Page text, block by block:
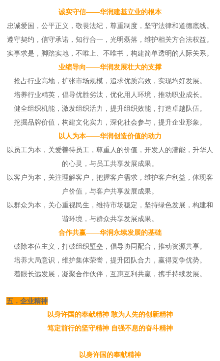
诚实守信——华润建基立业的根本
忠诚爱国，公平正义，敬畏法纪，尊重制度，坚守法律和道德底线。
遵守契约，信守承诺，知行合一，光明磊落，维护相关方合法权益。
实事求是，脚踏实地，不唯上、不唯书，构建简单透明的人际关系。
业绩导向——华润发展壮大的支撑
抢占行业高地，扩张市场规模，追求优质高效，实现均好发展。
培养行业精英，倡导优胜劣汰，优化用人环境，推动职业成长。
健全组织机能，激发组织活力，提升组织效能，打造卓越队伍。
挖掘品牌价值，构建文化实力，深化社会参与，提升企业形象。
以人为本——华润创造价值的动力
以员工为本，关爱善待员工，尊重人的价值，开发人的潜能，升华人
的心灵，与员工共享发展成果。
以客户为本，关注理解客户，把握客户需求，维护客户利益，体现客
户价值，与客户共享发展成果。
以群众为本，关心重视民生，维持市场稳定，坚持绿色发展，构建和
谐环境，与群众共享发展成果。
合作共赢——华润永续发展的基础
破除本位主义，打破组织壁垒，倡导协同配合，推动资源共享。
培养大局意识，维护集体荣誉，提升团队合力，赢得竞争优势。
着眼长远发展，凝聚合作伙伴，互惠互利共赢，携手持续发展。
五．企业精神
以身许国的奉献精神 敢为人先的创新精神
笃定前行的坚守精神 自强不息的奋斗精神
以身许国的奉献精神